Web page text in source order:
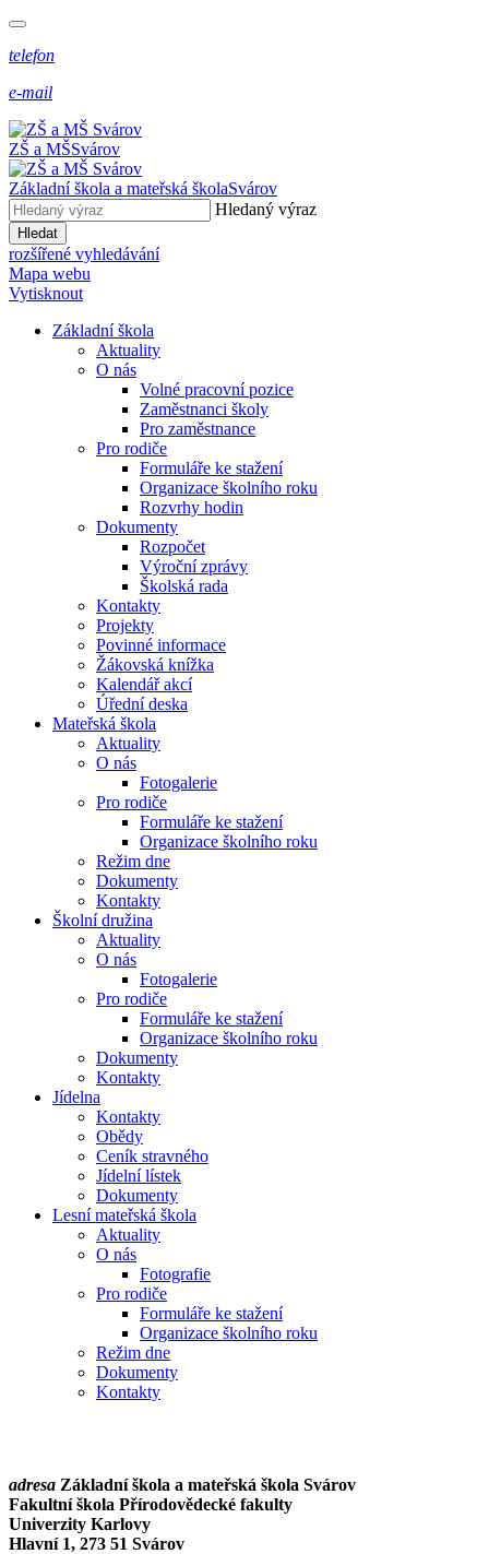
telefon
e-mail
ZŠ a MŠSvárov
Základní škola a mateřská školaSvárov
Hledaný výraz
Hledat
rozšířené vyhledávání
Mapa webu
Vytisknout
Základní škola
Aktuality
O nás
Volné pracovní pozice
Zaměstnanci školy
Pro zaměstnance
Pro rodiče
Formuláře ke stažení
Organizace školního roku
Rozvrhy hodin
Dokumenty
Rozpočet
Výroční zprávy
Školská rada
Kontakty
Projekty
Povinné informace
Žákovská knížka
Kalendář akcí
Úřední deska
Mateřská škola
Aktuality
O nás
Fotogalerie
Pro rodiče
Formuláře ke stažení
Organizace školního roku
Režim dne
Dokumenty
Kontakty
Školní družina
Aktuality
O nás
Fotogalerie
Pro rodiče
Formuláře ke stažení
Organizace školního roku
Dokumenty
Kontakty
Jídelna
Kontakty
Obědy
Ceník stravného
Jídelní lístek
Dokumenty
Lesní mateřská škola
Aktuality
O nás
Fotografie
Pro rodiče
Formuláře ke stažení
Organizace školního roku
Režim dne
Dokumenty
Kontakty
adresa Základní škola a mateřská škola Svárov
Fakultní škola Přírodovědecké fakulty
Univerzity Karlovy
Hlavní 1, 273 51 Svárov